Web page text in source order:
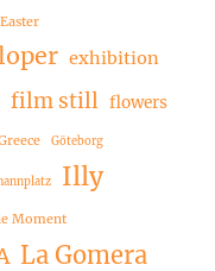
Easter
exhibition
film still flowers
Göteborg
Illy
Moment
La Gomera